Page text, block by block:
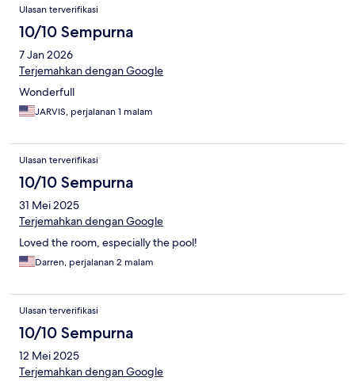
Ulasan terverifikasi
10/10 Sempurna
7 Jan 2026
Terjemahkan dengan Google
Wonderfull
JARVIS, perjalanan 1 malam
Ulasan terverifikasi
10/10 Sempurna
31 Mei 2025
Terjemahkan dengan Google
Loved the room, especially the pool!
Darren, perjalanan 2 malam
Ulasan terverifikasi
10/10 Sempurna
12 Mei 2025
Terjemahkan dengan Google